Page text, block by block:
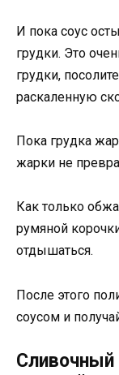
И пока соус
грудки. Это
грудки,
раскаленную
Пока грудка
жарки не
Как только
румяной
отдышаться.
После этого
соусом и
Сливочный